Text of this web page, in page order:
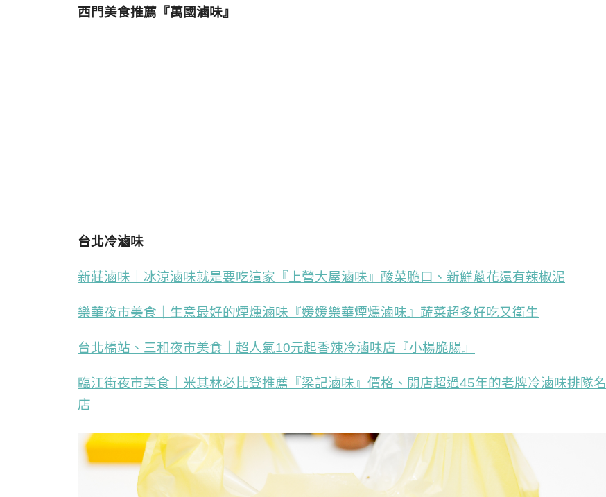
西門美食推薦『萬國滷味』
台北冷滷味
新莊滷味｜冰涼滷味就是要吃這家『上營大屋滷味』酸菜脆口、新鮮蔥花還有辣椒泥
樂華夜市美食｜生意最好的煙燻滷味『媛媛樂華煙燻滷味』蔬菜超多好吃又衛生
台北橋站、三和夜市美食｜超人氣10元起香辣冷滷味店『小楊脆腸』
臨江街夜市美食｜米其林必比登推薦『梁記滷味』價格、開店超過45年的老牌冷滷味排隊名
店